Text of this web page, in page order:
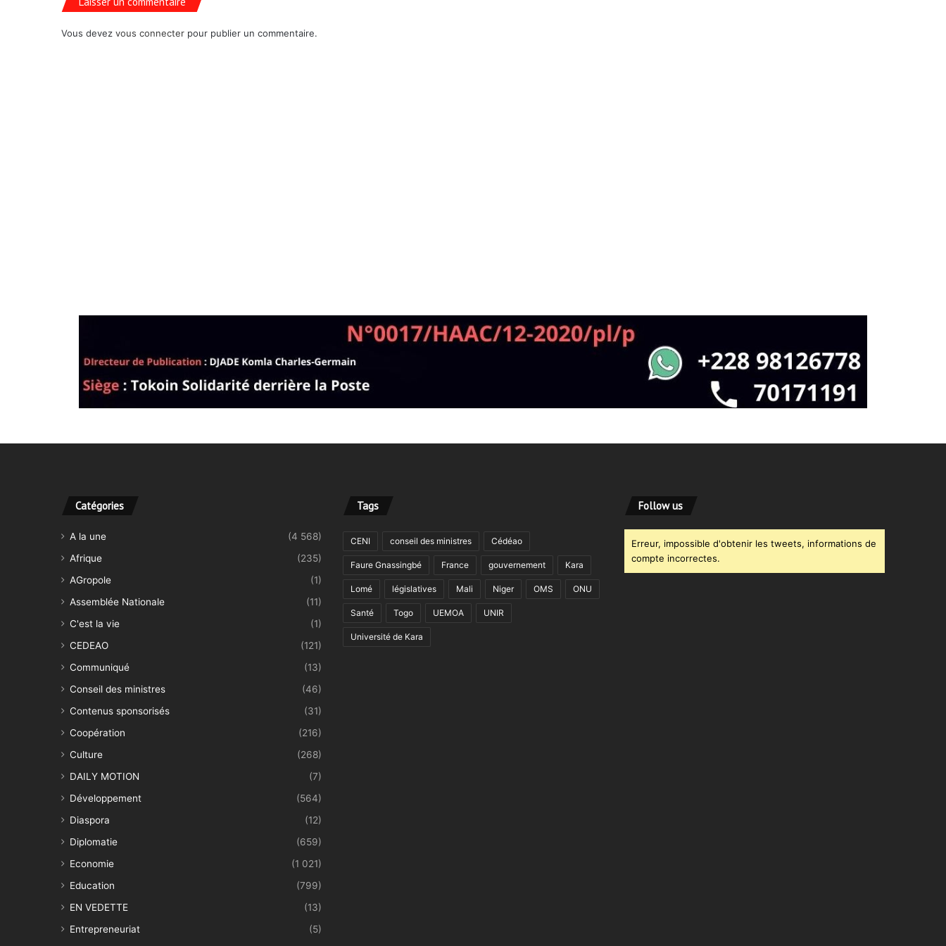
Vous devez vous connecter pour publier un commentaire.
Catégories
A la une
(4 568)
Afrique
(235)
AGropole
(1)
Assemblée Nationale
(11)
C'est la vie
(1)
CEDEAO
(121)
Communiqué
(13)
Conseil des ministres
(46)
Contenus sponsorisés
(31)
Coopération
(216)
Culture
(268)
DAILY MOTION
(7)
Développement
(564)
Diaspora
(12)
Diplomatie
(659)
Economie
(1 021)
Education
(799)
EN VEDETTE
(13)
Entrepreneuriat
(5)
Tags
CENI conseil des ministres Cédéao
Faure Gnassingbé France gouvernement Kara
Lomé législatives Mali Niger OMS ONU
Santé Togo UEMOA UNIR
Université de Kara
Follow us
Erreur, impossible d'obtenir les tweets, informations de
compte incorrectes.